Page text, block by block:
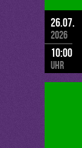
26.07.
2026
10:00
Uhr